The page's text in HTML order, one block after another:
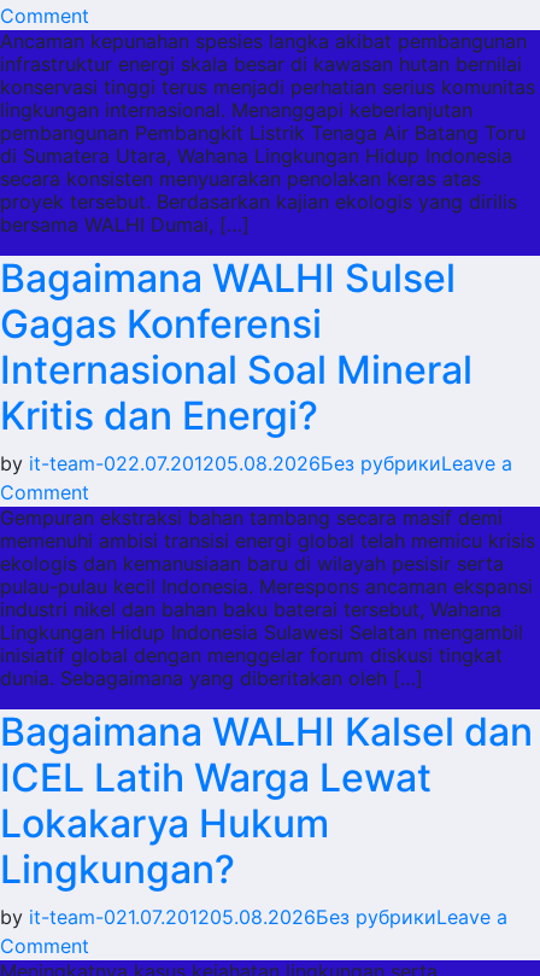
Comment
Bagaimana
WALHI
Tanggapi
Isu
Proyek
PLTA
Batang
Ancam
Orangutan
Tapanuli?
Ancaman kepunahan spesies langka akibat pembangunan
infrastruktur energi skala besar di kawasan hutan bernilai
konservasi tinggi terus menjadi perhatian serius komunitas
lingkungan internasional. Menanggapi keberlanjutan
pembangunan Pembangkit Listrik Tenaga Air Batang Toru
di Sumatera Utara, Wahana Lingkungan Hidup Indonesia
secara konsisten menyuarakan penolakan keras atas
proyek tersebut. Berdasarkan kajian ekologis yang dirilis
bersama WALHI Dumai, […]
Bagaimana WALHI Sulsel
Gagas Konferensi
Internasional Soal Mineral
Kritis dan Energi?
by it-team-022.07.201205.08.2026Без рубрикиLeave a
Comment
Bagaimana
WALHI
Sulsel
Gagas
Konferensi
Internasional
Soal
Mineral
Kritis
dan
Energi?
Gempuran ekstraksi bahan tambang secara masif demi
memenuhi ambisi transisi energi global telah memicu krisis
ekologis dan kemanusiaan baru di wilayah pesisir serta
pulau-pulau kecil Indonesia. Merespons ancaman ekspansi
industri nikel dan bahan baku baterai tersebut, Wahana
Lingkungan Hidup Indonesia Sulawesi Selatan mengambil
inisiatif global dengan menggelar forum diskusi tingkat
dunia. Sebagaimana yang diberitakan oleh […]
Bagaimana WALHI Kalsel dan
ICEL Latih Warga Lewat
Lokakarya Hukum
Lingkungan?
by it-team-021.07.201205.08.2026Без рубрикиLeave a
Comment
Meningkatnya kasus kejahatan lingkungan serta